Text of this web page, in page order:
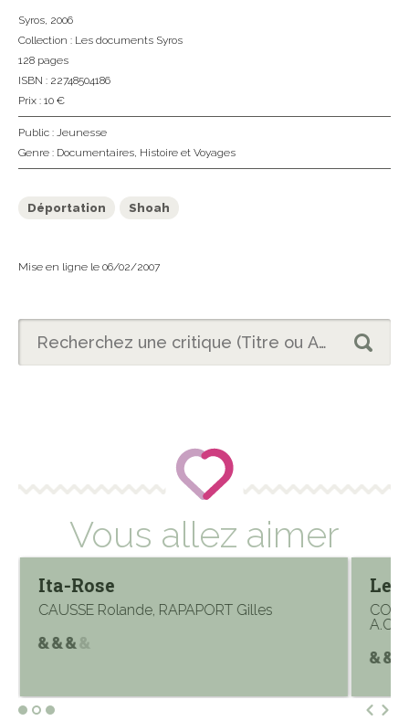
Syros, 2006
Collection : Les documents Syros
128 pages
ISBN : 22748504186
Prix : 10 €
Public : Jeunesse
Genre : Documentaires, Histoire et Voyages
Déportation Shoah
Mise en ligne le 06/02/2007
Vous allez aimer
Ita-Rose
CAUSSE Rolande, RAPAPORT Gilles
Les
A.C.